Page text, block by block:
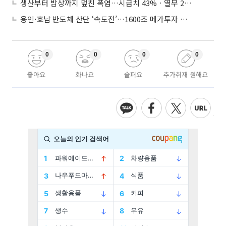
생산부터 밥상까지 덮친 폭염…시금치 43%ㆍ열무 28% 급등
용인·호남 반도체 산단 ‘속도전’…1600조 메가투자 이행 총력
좋아요
0
화나요
0
슬퍼요
0
추가취재 원해요
0